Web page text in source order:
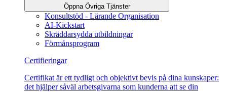
Öppna Övriga Tjänster
Konsultstöd - Lärande Organisation
AI-Kickstart
Skräddarsydda utbildningar
Förmånsprogram
Certifieringar
Certifikat är ett tydligt och objektivt bevis på dina kunskaper:
det hjälper såväl arbetsgivarna som kunderna att se din